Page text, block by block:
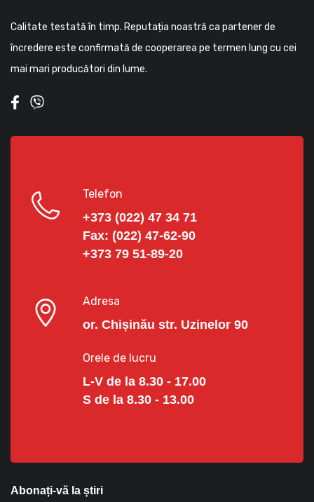
Calitate testată în timp. Reputația noastră ca partener de
încredere este confirmată de cooperarea pe termen lung cu cei
mai mari producători din lume.
Telefon
+373 (022) 47 34 71
Fax: (022) 47-62-90
+373 79 51-89-20
Adresa
or. Chișinău str. Uzinelor 90
Orele de lucru
L-V de la 8.30 - 17.00
S de la 8.30 - 13.00
Abonați-vă la știri